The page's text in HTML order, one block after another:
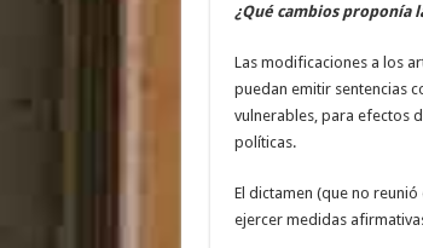
¿Qué cambios proponía
Las modificaciones a los
puedan emitir sentencias
vulnerables, para efectos
políticas.
El dictamen (que no
ejercer medidas